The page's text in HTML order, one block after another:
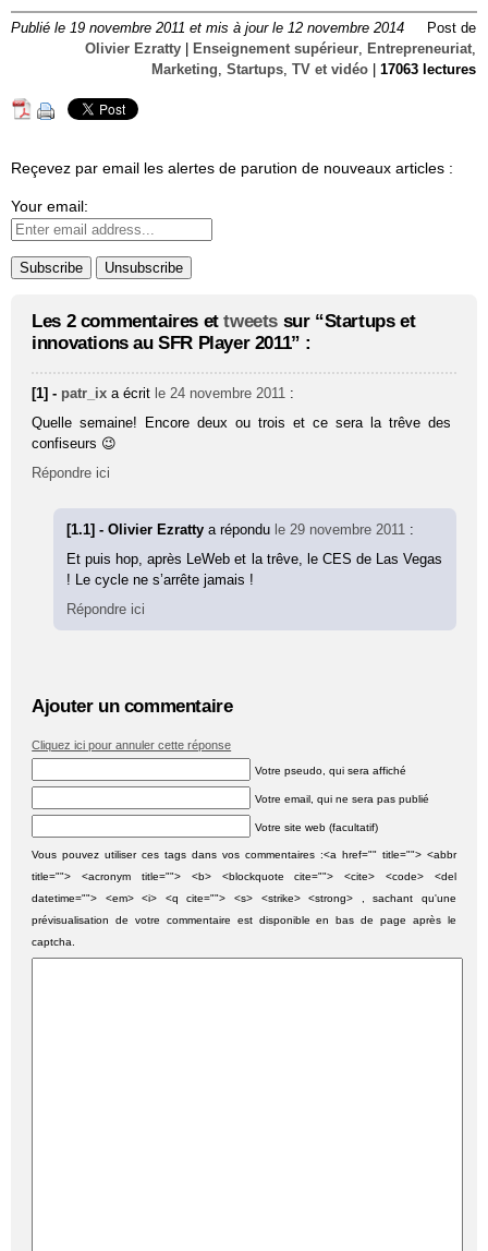
Publié le 19 novembre 2011 et mis à jour le 12 novembre 2014
Post de
Olivier Ezratty
Enseignement supérieur Entrepreneuriat
Marketing
Startups TV et vidéo 17063 lectures
Reçevez par email les alertes de parution de nouveaux articles :
Your email:
Les 2 commentaires ettweets sur “Startups et
innovations au SFR Player 2011” :
[1] - patr_ix a écrit le 24 novembre 2011 :
Quelle semaine! Encore deux ou trois et ce sera la trêve des
confiseurs 😉
Répondre ici
[1.1] - Olivier Ezrattya répondu le 29 novembre 2011 :
Et puis hop, après LeWeb et la trêve, le CES de Las Vegas
! Le cycle ne s’arrête jamais !
Répondre ici
Ajouter un commentaire
Cliquez ici pour annuler cette réponse
Votre pseudo, qui sera affiché
Votre email, qui ne sera pas publié
Votre site web (facultatif)
Vous pouvez utiliser ces tags dans vos commentaires :<a href="" title=""> <abbr
title=""> <acronym title=""> <b> <blockquote cite=""> <cite> <code> <del
datetime=""> <em> <i> <q cite=""> <s> <strike> <strong> , sachant qu'une
prévisualisation de votre commentaire est disponible en bas de page après le
captcha.